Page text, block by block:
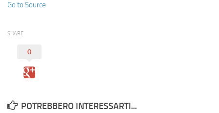
Go to Source
SHARE
0
POTREBBERO INTERESSARTI...